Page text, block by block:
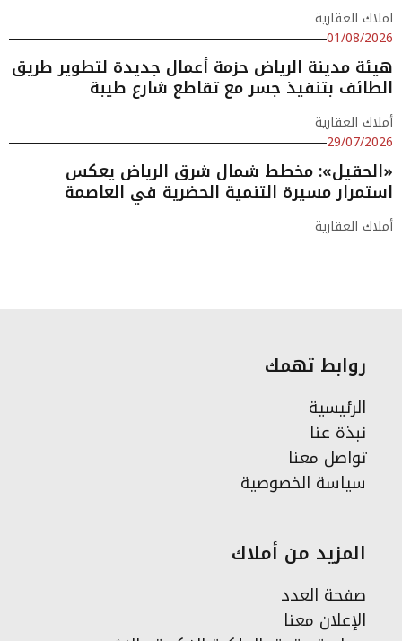
املاك العقارية
01/08/2026
هيئة مدينة الرياض حزمة أعمال جديدة لتطوير طريق
الطائف بتنفيذ جسر مع تقاطع شارع طيبة
أملاك العقارية
29/07/2026
«الحقيل»: مخطط شمال شرق الرياض يعكس
استمرار مسيرة التنمية الحضرية في العاصمة
أملاك العقارية
روابط تهمك
الرئيسية
نبذة عنا
تواصل معنا
سياسة الخصوصية
المزيد من أملاك
صفحة العدد
الإعلان معنا